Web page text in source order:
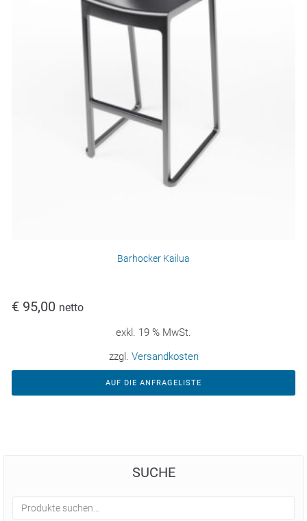
Barhocker Kailua
€ 95,00 netto
exkl. 19 % MwSt.
zzgl. Versandkosten
AUF DIE ANFRAGELISTE
SUCHE